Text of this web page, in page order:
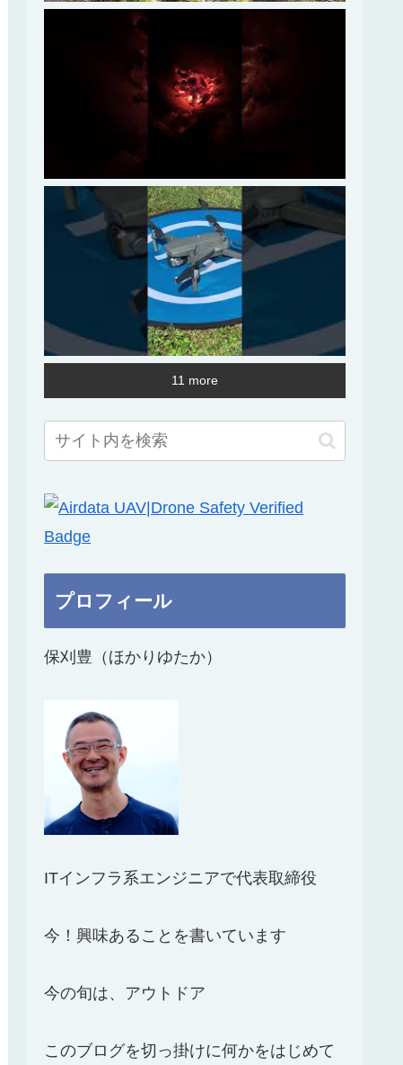
11 more
プロフィール
保刈豊（ほかりゆたか）
ITインフラ系エンジニアで代表取締役
今！興味あることを書いています
今の旬は、アウトドア
このブログを切っ掛けに何かをはじめて